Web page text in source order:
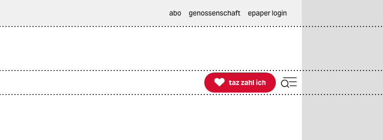
abo genossenschaft epaper login

taz zahl ich
taz zahl ich